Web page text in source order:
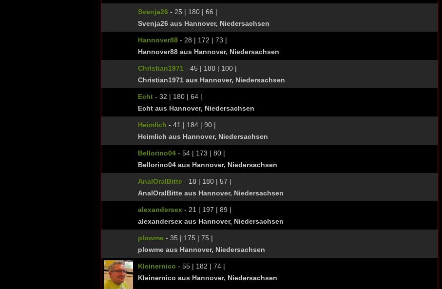
Svenja26 - 25 | 180 | 66 |
Svenja26 aus Hannover, Niedersachsen
Hannover88 - 28 | 172 | 73 |
Hannover88 aus Hannover, Niedersachsen
Christian1971 - 45 | 188 | 100 |
Christian1971 aus Hannover, Niedersachsen
Echt - 32 | 180 | 64 |
Echt aus Hannover, Niedersachsen
Heimlich - 41 | 184 | 90 |
Heimlich aus Hannover, Niedersachsen
Bellorino04 - 54 | 173 | 80 |
Bellorino04 aus Hannover, Niedersachsen
AnalOralBitte - 18 | 180 | 57 |
AnalOralBitte aus Hannover, Niedersachsen
alexandersex - 21 | 197 | 89 |
alexandersex aus Hannover, Niedersachsen
plowme - 35 | 175 | 75 |
plowme aus Hannover, Niedersachsen
Kleinernico - 55 | 182 | 74 |
Kleinernico aus Hannover, Niedersachsen